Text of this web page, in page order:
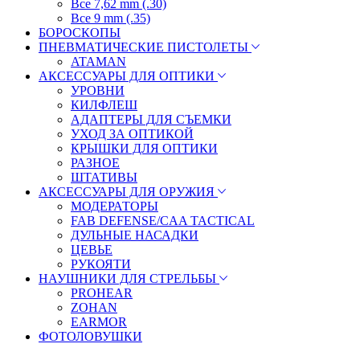
Все 7,62 mm (.30)
Все 9 mm (.35)
БОРОСКОПЫ
ПНЕВМАТИЧЕСКИЕ ПИСТОЛЕТЫ
ATAMAN
АКСЕССУАРЫ ДЛЯ ОПТИКИ
УРОВНИ
КИЛФЛЕШ
АДАПТЕРЫ ДЛЯ СЪЕМКИ
УХОД ЗА ОПТИКОЙ
КРЫШКИ ДЛЯ ОПТИКИ
РАЗНОЕ
ШТАТИВЫ
АКСЕССУАРЫ ДЛЯ ОРУЖИЯ
МОДЕРАТОРЫ
FAB DEFENSE/CAA TACTICAL
ДУЛЬНЫЕ НАСАДКИ
ЦЕВЬЕ
РУКОЯТИ
НАУШНИКИ ДЛЯ СТРЕЛЬБЫ
PROHEAR
ZOHAN
EARMOR
ФОТОЛОВУШКИ